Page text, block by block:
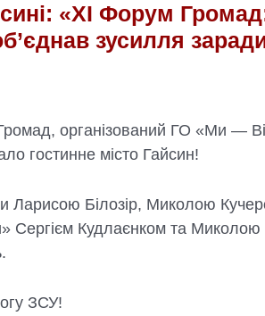
«XI Форум
зусилля
організований ГО «Ми —
гостинне місто Гайсин!
Ларисою Білозір, Миколою
Сергієм Кудлаєнком та
ЗСУ!